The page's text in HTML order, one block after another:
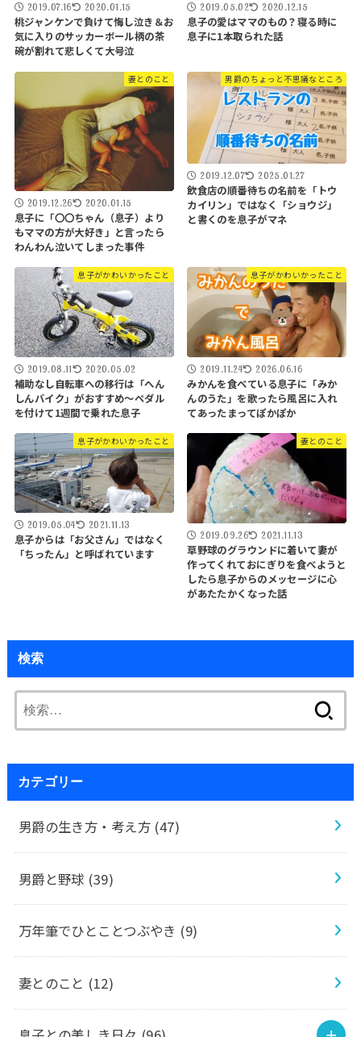
2019.07.16 2020.01.15
桃ジャンケンで負けて悔し泣き＆お
気に入りのサッカーボール柄の茶
碗が割れて悲しくて大号泣
2019.05.02 2020.12.15
息子の愛はママのもの？寝る時に
息子に1本取られた話
妻とのこと
2019.12.26 2020.01.15
息子に「〇〇ちゃん（息子）より
もママの方が大好き」と言ったら
わんわん泣いてしまった事件
男爵のちょっと不思議なところ
2019.12.07 2025.01.27
飲食店の順番待ちの名前を「トウ
カイリン」ではなく「ショウジ」
と書くのを息子がマネ
息子がかわいかったこと
2019.08.11 2020.05.02
補助なし自転車への移行は「へん
しんバイク」がおすすめ～ペダル
を付けて1週間で乗れた息子
息子がかわいかったこと
2019.11.24 2026.06.16
みかんを食べている息子に「みか
んのうた」を歌ったら風呂に入れ
てあったまってぽかぽか
息子がかわいかったこと
2019.05.04 2021.11.13
息子からは「お父さん」ではなく
「ちったん」と呼ばれています
妻とのこと
2019.09.26 2021.11.13
草野球のグラウンドに着いて妻が
作ってくれておにぎりを食べようと
したら息子からのメッセージに心
があたたかくなった話
検索
索:
カテゴリー
男爵の生き方・考え方 (47)
男爵と野球 (39)
万年筆でひとことつぶやき (9)
妻とのこと (12)